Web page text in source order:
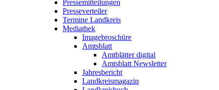
Pressemitteilungen
Presseverteiler
Termine Landkreis
Mediathek
Imagebroschüre
Amtsblatt
Amtblätter digital
Amtsblatt Newsletter
Jahresbericht
Landkreismagazin